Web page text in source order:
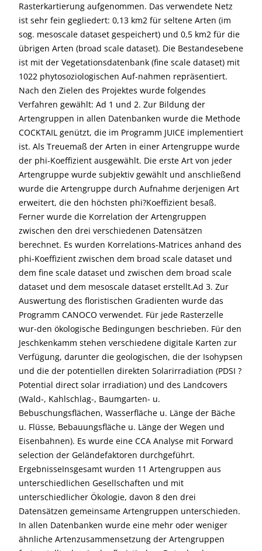
Rasterkartierung aufgenommen. Das verwendete Netz
ist sehr fein gegliedert: 0,13 km2 für seltene Arten (im
sog. mesoscale dataset gespeichert) und 0,5 km2 für die
übrigen Arten (broad scale dataset). Die Bestandesebene
ist mit der Vegetationsdatenbank (fine scale dataset) mit
1022 phytosoziologischen Auf-nahmen repräsentiert.
Nach den Zielen des Projektes wurde folgendes
Verfahren gewählt: Ad 1 und 2. Zur Bildung der
Artengruppen in allen Datenbanken wurde die Methode
COCKTAIL genützt, die im Programm JUICE implementiert
ist. Als Treuemaß der Arten in einer Artengruppe wurde
der phi-Koeffizient ausgewählt. Die erste Art von jeder
Artengruppe wurde subjektiv gewählt und anschließend
wurde die Artengruppe durch Aufnahme derjenigen Art
erweitert, die den höchsten phi?Koeffizient besaß.
Ferner wurde die Korrelation der Artengruppen
zwischen den drei verschiedenen Datensätzen
berechnet. Es wurden Korrelations-Matrices anhand des
phi-Koeffizient zwischen dem broad scale dataset und
dem fine scale dataset und zwischen dem broad scale
dataset und dem mesoscale dataset erstellt.Ad 3. Zur
Auswertung des floristischen Gradienten wurde das
Programm CANOCO verwendet. Für jede Rasterzelle
wur-den ökologische Bedingungen beschrieben. Für den
Jeschkenkamm stehen verschiedene digitale Karten zur
Verfügung, darunter die geologischen, die der Isohypsen
und die der potentiellen direkten Solarirradiation (PDSI ?
Potential direct solar irradiation) und des Landcovers
(Wald-, Kahlschlag-, Baumgarten- u.
Bebuschungsflächen, Wasserfläche u. Länge der Bäche
u. Flüsse, Bebauungsfläche u. Länge der Wegen und
Eisenbahnen). Es wurde eine CCA Analyse mit Forward
selection der Geländefaktoren durchgeführt.
ErgebnisseInsgesamt wurden 11 Artengruppen aus
unterschiedlichen Gesellschaften und mit
unterschiedlicher Ökologie, davon 8 den drei
Datensätzen gemeinsame Artengruppen unterschieden.
In allen Datenbanken wurde eine mehr oder weniger
ähnliche Artenzusammensetzung der Artengruppen